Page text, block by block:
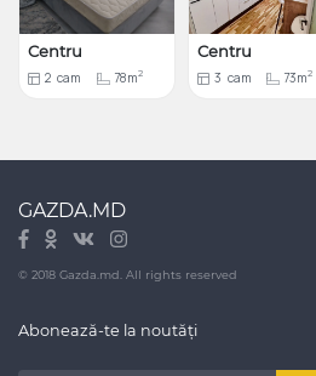
Centru
2 cam 78m2
Centru
3 cam 73m2
GAZDA.MD
© 2018 Gazda.md. All rights reserved
Abonează-te la noutăți